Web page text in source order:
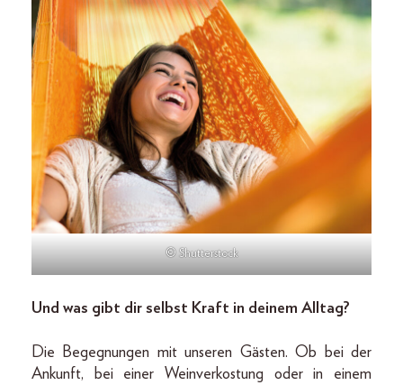
© Shutterstock
Und was gibt dir selbst Kraft in deinem Alltag?
Die Begegnungen mit unseren Gästen. Ob bei der
Ankunft, bei einer Weinverkostung oder in einem